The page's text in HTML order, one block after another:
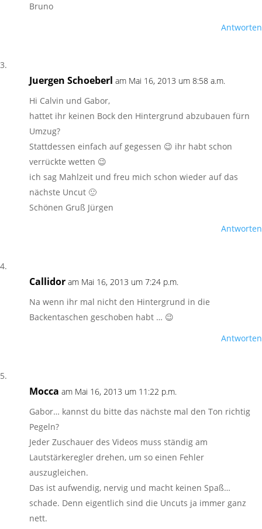
Bruno
Antworten
Juergen Schoeberl am Mai 16, 2013 um 8:58 a.m.
Hi Calvin und Gabor,
hattet ihr keinen Bock den Hintergrund abzubauen fürn
Umzug?
Stattdessen einfach auf gegessen 😉 ihr habt schon
verrückte wetten 😉
ich sag Mahlzeit und freu mich schon wieder auf das
nächste Uncut 🙂
Schönen Gruß Jürgen
Antworten
Callidor am Mai 16, 2013 um 7:24 p.m.
Na wenn ihr mal nicht den Hintergrund in die
Backentaschen geschoben habt … 😉
Antworten
Mocca am Mai 16, 2013 um 11:22 p.m.
Gabor… kannst du bitte das nächste mal den Ton richtig
Pegeln?
Jeder Zuschauer des Videos muss ständig am
Lautstärkeregler drehen, um so einen Fehler
auszugleichen.
Das ist aufwendig, nervig und macht keinen Spaß…
schade. Denn eigentlich sind die Uncuts ja immer ganz
nett.